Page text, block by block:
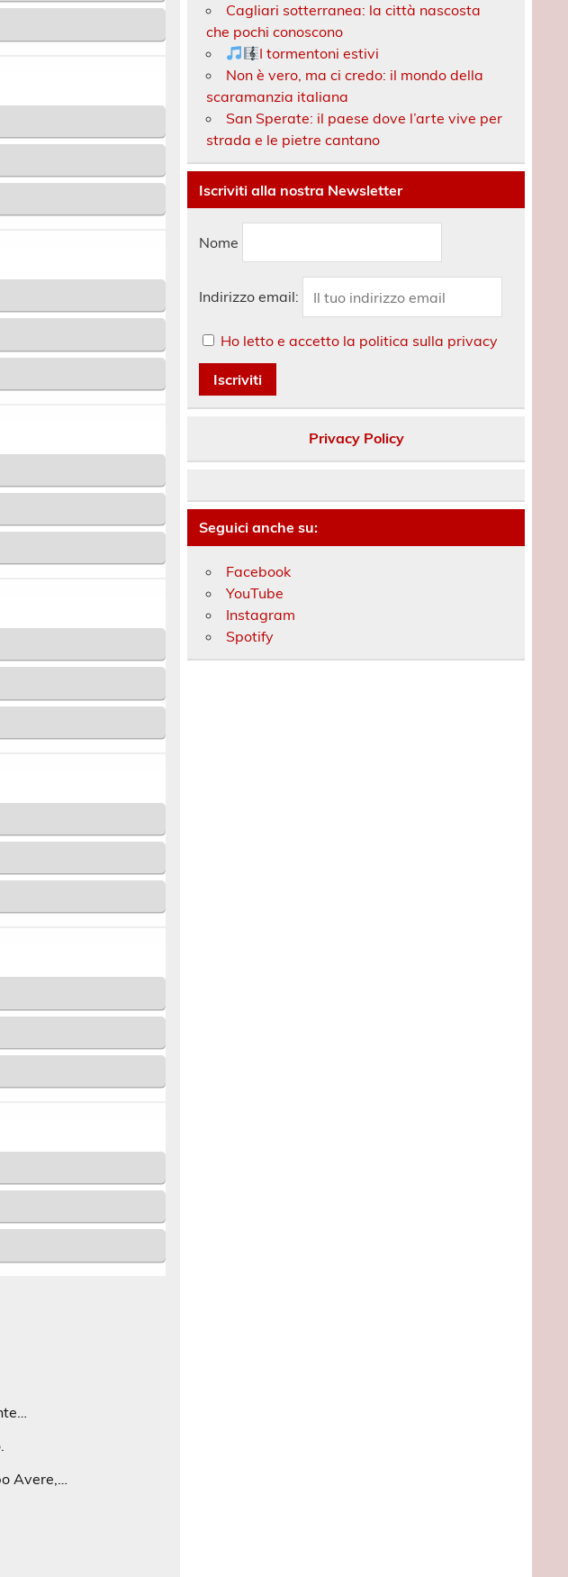
Avere,…
Cagliari sotterranea: la città nascosta
che pochi conoscono
I tormentoni estivi
Non è vero, ma ci credo: il mondo della
scaramanzia italiana
San Sperate: il paese dove l’arte vive per
strada e le pietre cantano
Iscriviti alla nostra Newsletter
Nome
Indirizzo email:
Ho letto e accetto la politica sulla privacy
Privacy Policy
Seguici anche su:
Facebook
YouTube
Instagram
Spotify